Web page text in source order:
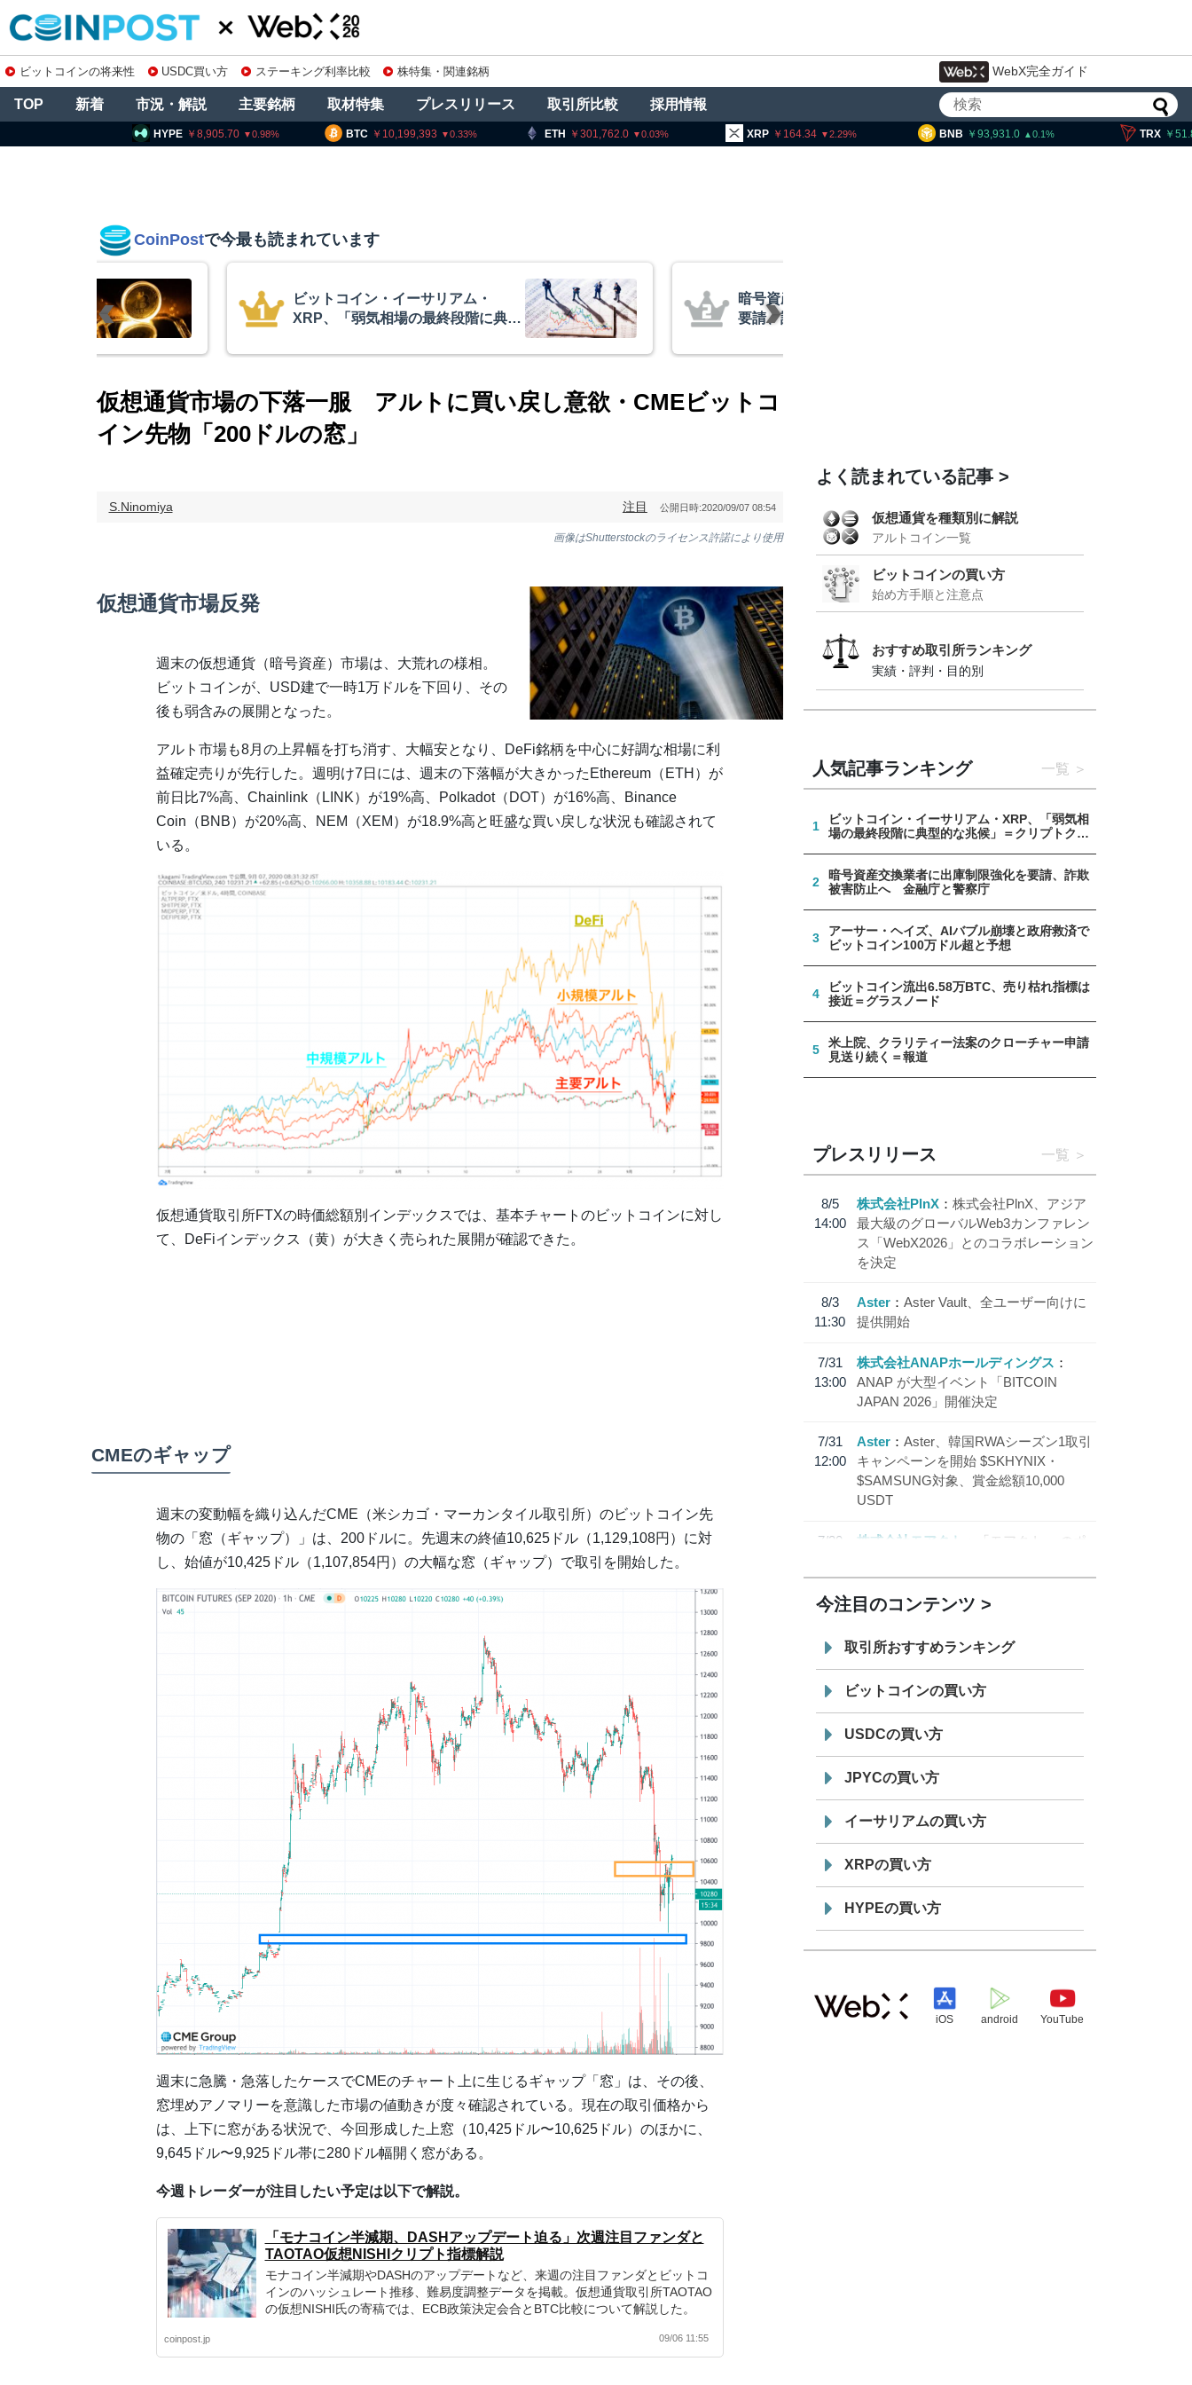
ビットコインの将来性 USDC買い方 ステーキング利率比較 株特集・関連銘柄 WebX完全ガイド
TOP 新着 市況・解説 主要銘柄 取材特集 プレスリリース 取引所比較 採用情報
BTC 10,199,393 0.33 ETH 301,762.0 0.03 XRP 164.34 2.29 BNB 93,931.0 TRX 51.89 0.06 SOL
CoinPostで今最も読まれています
暗号資産交換業者に出庫制限強化を
要請、詐欺被害防止へ 金融庁と警
アーサー・ヘイズ、AIバブル崩壊と
政府救済でビットコイン100万ドル
仮想通貨市場の下落一服 アルトに買い戻し意欲・CMEビットコ
イン先物「200ドルの窓」
S.Ninomiya 注目 公開日時:2020/09/07 08:54
画像はShutterstockのライセンス許諾により使用
仮想通貨市場反発
週末の仮想通貨（暗号資産）市場は、大荒れの様相。
ビットコインが、USD建で一時1万ドルを下回り、その
後も弱含みの展開となった。
アルト市場も8月の上昇幅を打ち消す、大幅安となり、DeFi銘柄を中心に好調な相場に利
益確定売りが先行した。週明け7日には、週末の下落幅が大きかったEthereum（ETH）が
前日比7%高、Chainlink（LINK）が19%高、Polkadot（DOT）が16%高、Binance
Coin（BNB）が20%高、NEM（XEM）が18.9%高と旺盛な買い戻しな状況も確認されて
いる。
仮想通貨取引所FTXの時価総額別インデックスでは、基本チャートのビットコインに対し
て、DeFiインデックス（黄）が大きく売られた展開が確認できた。
CMEのギャップ
週末の変動幅を織り込んだCME（米シカゴ・マーカンタイル取引所）のビットコイン先
物の「窓（ギャップ）」は、200ドルに。先週末の終値10,625ドル（1,129,108円）に対
し、始値が10,425ドル（1,107,854円）の大幅な窓（ギャップ）で取引を開始した。
週末に急騰・急落したケースでCMEのチャート上に生じるギャップ「窓」は、その後、
窓埋めアノマリーを意識した市場の値動きが度々確認されている。現在の取引価格から
は、上下に窓がある状況で、今回形成した上窓（10,425ドル〜10,625ドル）のほかに、
9,645ドル〜9,925ドル帯に280ドル幅開く窓がある。
今週トレーダーが注目したい予定は以下で解説。
「モナコイン半減期、DASHアップデート迫る」次週注目ファンダと
TAOTAO仮想NISHIクリプト指標解説
モナコイン半減期やDASHのアップデートなど、来週の注目ファンダとビットコ
インのハッシュレート推移、難易度調整データを掲載。仮想通貨取引所TAOTAO
の仮想NISHI氏の寄稿では、ECB政策決定会合とBTC比較について解説した。
coinpost.jp 09/06 11:55
よく読まれている記事
仮想通貨を種類別に解説
アルトコイン一覧
ビットコインの買い方
始め方手順と注意点
おすすめ取引所ランキング
実績・評判・目的別
人気記事ランキング 一覧
1
ビットコイン・イーサリアム・XRP、「弱気相
場の最終段階に典型的な兆候」＝クリプトクア
2
暗号資産交換業者に出庫制限強化を要請、詐欺
被害防止へ 金融庁と警察庁
3
アーサー・ヘイズ、AIバブル崩壊と政府救済で
ビットコイン100万ドル超と予想
4
ビットコイン流出6.58万BTC、売り枯れ指標は
接近＝グラスノード
5
米上院、クラリティー法案のクローチャー申請
見送り続く＝報道
プレスリリース 一覧
8/5
14:00
株式会社PlnX
株式会社PlnX、アジア
最大級のグローバルWeb3カンファレン
ス「WebX2026」とのコラボレーション
を決定
8/3
11:30
Aster
Aster Vault、全ユーザー向けに
提供開始
7/31
13:00
株式会社ANAPホールディングス
ANAP が大型イベント「BITCOIN
JAPAN 2026」開催決定
7/31
12:00
Aster
Aster、韓国RWAシーズン1取引
キャンペーンを開始 $SKHYNIX・
$SAMSUNG対象、賞金総額10,000
USDT
7/30
株式会社モアクト
「モアクト」 のポ
「 JPYC」を追加
19:30
てステーブルコイン「JPYSC」徹底解
説セミナーを開催
今注目のコンテンツ
取引所おすすめランキング
ビットコインの買い方
USDCの買い方
JPYCの買い方
イーサリアムの買い方
XRPの買い方
HYPEの買い方
iOS android YouTube